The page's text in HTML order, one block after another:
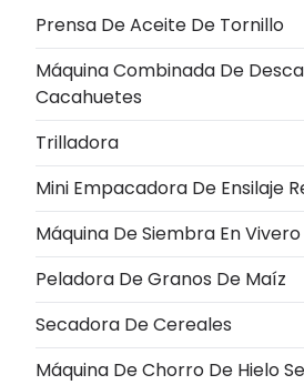
Prensa De Aceite De Tornillo
Máquina Combinada De
Cacahuetes
Trilladora
Mini Empacadora De Ensilaje
Máquina De Siembra En Vivero
Peladora De Granos De Maíz
Secadora De Cereales
Máquina De Chorro De Hielo